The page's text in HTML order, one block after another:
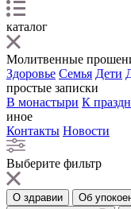
каталог
Молитвенные
Здоровье Семья Дети
простые записки
В монастыри К
иное
Контакты Новости
Выберите фильтр
О здравии
Об